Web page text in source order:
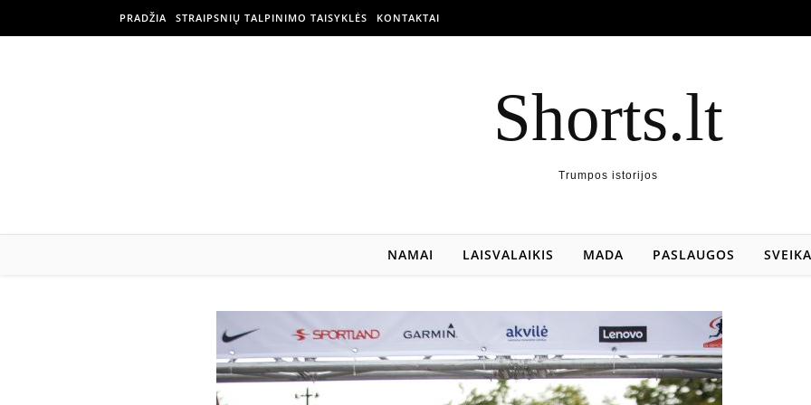
PRADŽIA STRAIPSNIŲ TALPINIMO TAISYKLĖS KONTAKTAI
Shorts.lt
Trumpos istorijos
NAMAI LAISVALAIKIS MADA PASLAUGOS